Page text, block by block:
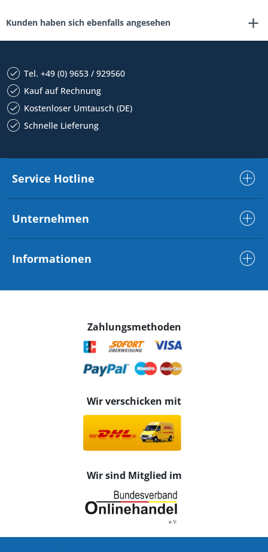
Kunden haben sich ebenfalls angesehen
Tel. +49 (0) 9653 / 929560
Kauf auf Rechnung
Kostenloser Umtausch (DE)
Schnelle Lieferung
Service Hotline
Unternehmen
Informationen
Zahlungsmethoden
Wir verschicken mit
Wir sind Mitglied im